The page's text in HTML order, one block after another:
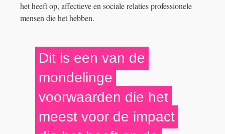
het heeft op, affectieve en sociale relaties professionele
mensen die het hebben.
Dit is een van de
mondelinge
voorwaarden die het
meest voor de impact